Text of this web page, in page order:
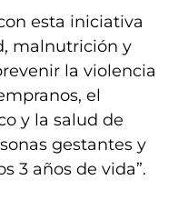
esta iniciativa
malnutrición y
la violencia
el
y la salud de
gestantes y
3 años de vida”.